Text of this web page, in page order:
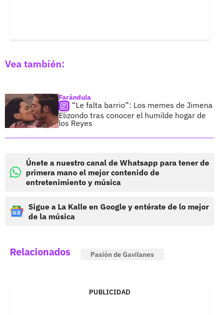
Vea también:
Farándula
“Le falta barrio”: Los memes de Jimena
Elizondo tras conocer el humilde hogar de
los Reyes
Únete a nuestro canal de Whatsapp para tener de
primera mano el mejor contenido de
entretenimiento y música
Sigue a La Kalle en Google y entérate de lo mejor
de la música
Relacionados Pasión de Gavilanes
PUBLICIDAD